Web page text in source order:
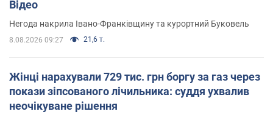
Відео
Негода накрила Івано-Франківщину та курортний Буковель
8.08.2026 09:27 21,6 т.
Жінці нарахували 729 тис. грн боргу за газ через
покази зіпсованого лічильника: суддя ухвалив
неочікуване рішення